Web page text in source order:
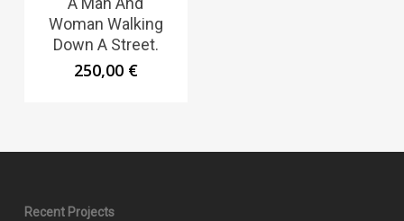
Woman Walking
Down A Street.
250,00 €
Recent Projects